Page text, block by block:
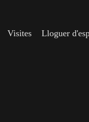
Visites Lloguer